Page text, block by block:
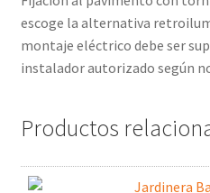
escoge la alternativa
montaje eléctrico debe ser
instalador autorizado según
Productos